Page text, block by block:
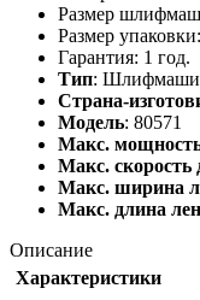
Размер
Размер
Гарантия: 1 год.
Тип:
Страна-
Модель: 80571
Макс.
Макс.
Макс. ширина
Макс. длина
Описание
Характеристики